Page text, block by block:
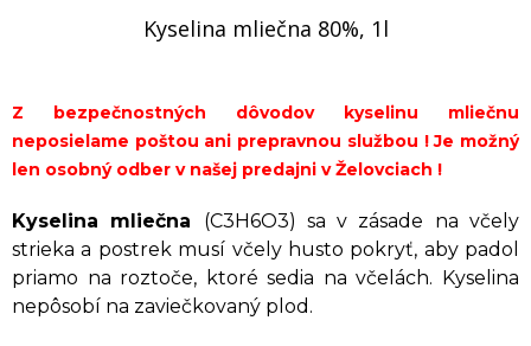
Kyselina mliečna 80%, 1l
Z bezpečnostných dôvodov kyselinu mliečnu
neposielame poštou ani prepravnou službou ! Je možný
len osobný odber v našej predajni v Želovciach !
Kyselina mliečna (C3H6O3) sa v zásade na včely
strieka a postrek musí včely husto pokryť, aby padol
priamo na roztoče, ktoré sedia na včelách. Kyselina
nepôsobí na zaviečkovaný plod.